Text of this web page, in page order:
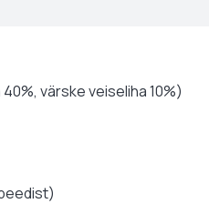
värske veiseliha 10%)